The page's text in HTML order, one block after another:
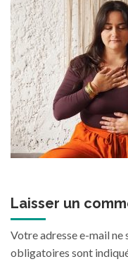
Laisser un
Votre adresse e-mail ne
obligatoires sont